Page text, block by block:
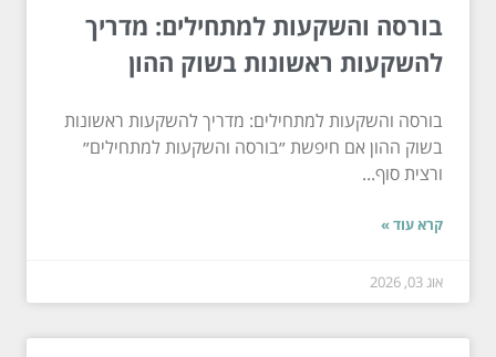
בורסה והשקעות למתחילים: מדריך
להשקעות ראשונות בשוק ההון
בורסה והשקעות למתחילים: מדריך להשקעות ראשונות
בשוק ההון אם חיפשת ״בורסה והשקעות למתחילים״
ורצית סוף...
קרא עוד »
אוג 03, 2026